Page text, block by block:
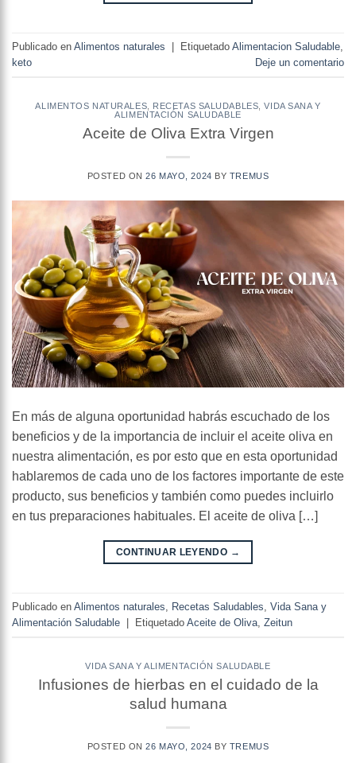
Publicado en Alimentos naturales | Etiquetado Alimentacion Saludable
keto
Deje un comentario
ALIMENTOS NATURALES RECETAS SALUDABLES ,VIDA SANA Y
ALIMENTACIÓN SALUDABLE
Aceite de Oliva Extra Virgen
POSTED ON26 MAYO, 2024 BY TREMUS
En más de alguna oportunidad habrás escuchado de los
beneficios y de la importancia de incluir el aceite oliva en
nuestra alimentación, es por esto que en esta oportunidad
hablaremos de cada uno de los factores importante de este
producto, sus beneficios y también como puedes incluirlo
en tus preparaciones habituales. El aceite de oliva […]
CONTINUAR LEYENDO →
Publicado en Alimentos naturales Recetas Saludables Vida Sana y
Alimentación Saludable | Etiquetado Aceite de Oliva Zeitun
VIDA SANA Y ALIMENTACIÓN SALUDABLE
Infusiones de hierbas en el cuidado de la
salud humana
POSTED ON26 MAYO, 2024 BY TREMUS